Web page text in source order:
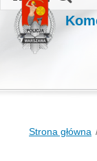
Strona główna